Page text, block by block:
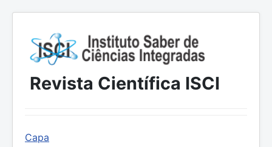
Revista Científica ISCI
Capa